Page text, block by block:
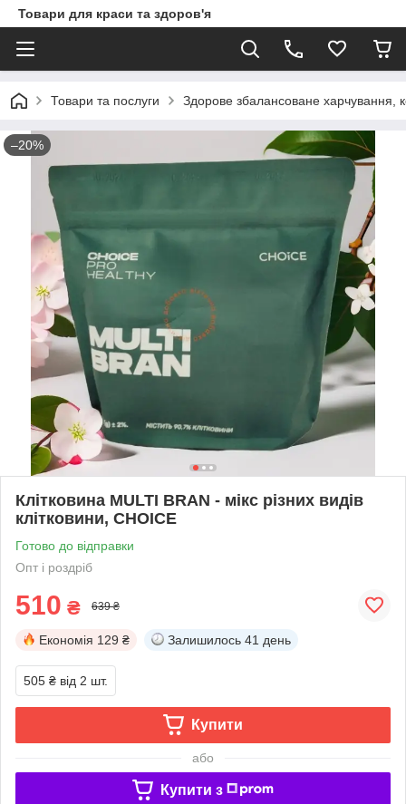
Товари для краси та здоров'я
Товари та послуги Здорове збалансоване харчування,
–20%
Клітковина MULTI BRAN - мікс різних видів
клітковини, CHOICE
Готово до відправки
Опт і роздріб
510 ₴ 639 ₴
Економія 129 ₴ Залишилось 41 день
505 ₴ від 2 шт.
Купити
або
Купити з